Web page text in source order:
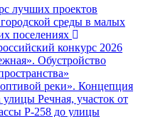
лучших проектов
среды в малых
поселениях
конкурс 2026
Обустройство
реки». Концепция
улицы Речная, участок от
Р-258 до улицы